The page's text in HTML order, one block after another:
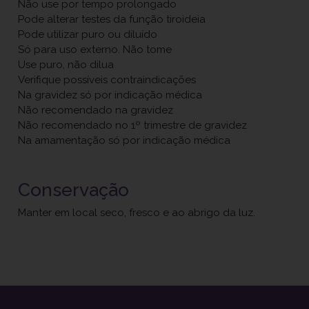
Não use por tempo prolongado
Pode alterar testes da função tiroideia
Pode utilizar puro ou diluído
Só para uso externo. Não tome
Use puro, não dilua
Verifique possíveis contraindicações
Na gravidez só por indicação médica
Não recomendado na gravidez
Não recomendado no 1º trimestre de gravidez
Na amamentação só por indicação médica
Conservação
Manter em local seco, fresco e ao abrigo da luz.